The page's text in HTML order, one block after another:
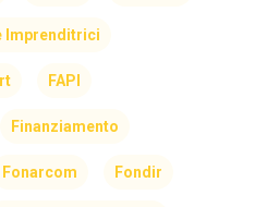
Imprenditrici
FAPI
Finanziamento
Fonarcom Fondir